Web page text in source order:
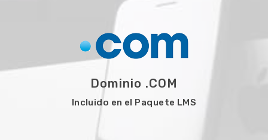
Dominio .COM
Incluido en el Paquete LMS